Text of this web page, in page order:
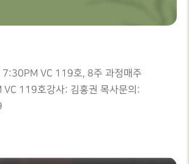
VC 119호, 8주 과정매주
119호강사: 김홍권 목사문의: